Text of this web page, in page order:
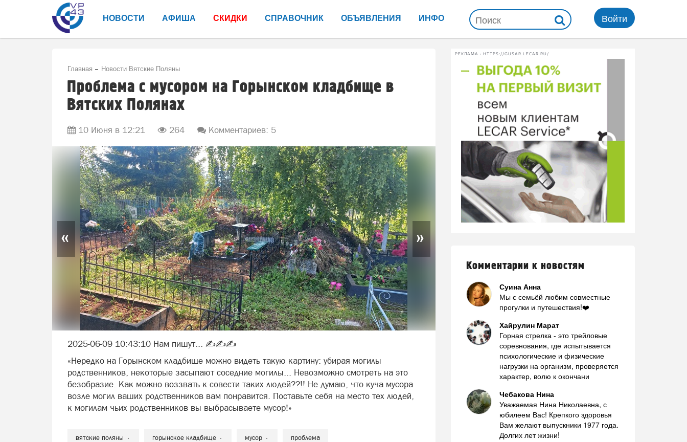
НОВОСТИ АФИША СКИДКИ СПРАВОЧНИК ОБЪЯВЛЕНИЯ ИНФО Войти
Главная Новости Вятские Поляны
Проблема с мусором на Горынском кладбище в
Вятских Полянах
10 Июня в 12:21 264 Комментариев: 5
« »
2025-06-09 10:43:10 Нам пишут... ✍️✍️✍️
«Нередко на Горынском кладбище можно видеть такую картину: убирая могилы
родственников, некоторые засыпают соседние могилы... Невозможно смотреть на это
безобразие. Как можно воззвать к совести таких людей??!! Не думаю, что куча мусора
возле могил ваших родственников вам понравится. Поставьте себя на место тех людей,
к могилам чьих родственников вы выбрасываете мусор!»
вятские поляны горынское кладбище мусор проблема
РЕКЛАМА • HTTPS://GUSAR.LECAR.RU/
Комментарии к новостям
Суина Анна
Мы с семьёй любим совместные
прогулки и путешествия!❤️
Хайрулин Марат
Горная стрелка - это трейловые
соревнования, где испытывается
психологические и физические
нагрузки на организм, проверяется
характер, волю к окончани
Чебакова Нина
Уважаемая Нина Николаевна, с
юбилеем Вас! Крепкого здоровья
Вам желают выпускники 1977 года.
Долгих лет жизни!